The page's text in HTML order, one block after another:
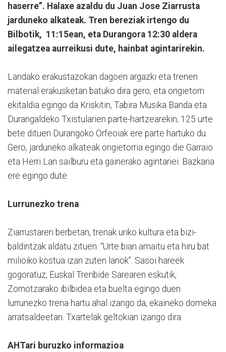
haserre”. Halaxe azaldu du Juan Jose Ziarrusta
jarduneko alkateak. Tren bereziak irtengo du
Bilbotik, 11:15ean, eta Durangora 12:30 aldera
ailegatzea aurreikusi dute, hainbat agintarirekin.
Landako erakustazokan dagoen argazki eta trenen
material erakusketan batuko dira gero, eta ongietorri
ekitaldia egingo da Kriskitin, Tabira Musika Banda eta
Durangaldeko Txistularien parte-hartzearekin; 125 urte
bete dituen Durangoko Orfeoiak ere parte hartuko du.
Gero, jarduneko alkateak ongietorria egingo die Garraio
eta Herri Lan sailburu eta gainerako agintariei. Bazkaria
ere egingo dute.
Lurrunezko trena
Ziarrustaren berbetan, trenak uriko kultura eta bizi-
baldintzak aldatu zituen. “Urte bian amaitu eta hiru bat
milioiko kostua izan zuten lanok”. Sasoi hareek
gogoratuz, Euskal Trenbide Sarearen eskutik,
Zornotzarako ibilbidea eta buelta egingo duen
lurrunezko trena hartu ahal izango da, ekaineko domeka
arratsaldeetan. Txartelak geltokian izango dira.
AHTari buruzko informazioa